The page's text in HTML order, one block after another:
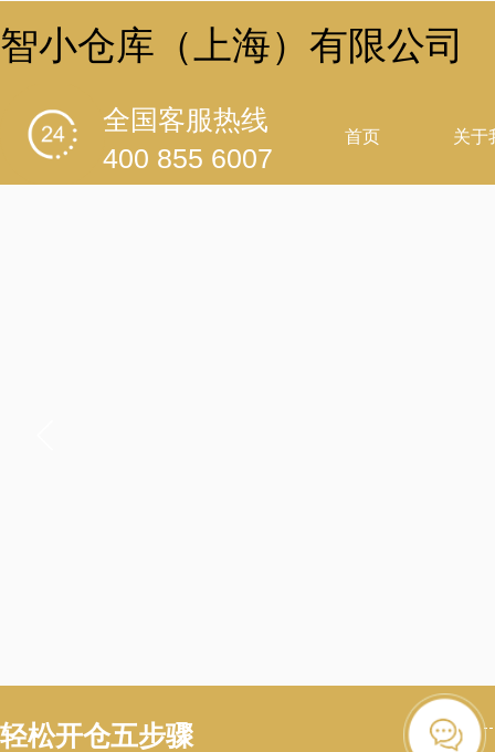
全国客服热线
400 855 6007
智小仓库（上海）有限公司
首页 关于
轻松开仓五步骤